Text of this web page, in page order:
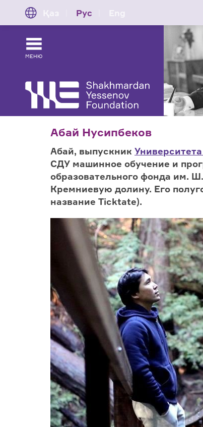
Рус
МЕНЮ
Абай Нусипбеков
Абай, выпускник
СДУ машинное обучение и
образовательного фонда им.
Кремниевую долину. Его
название Ticktate).